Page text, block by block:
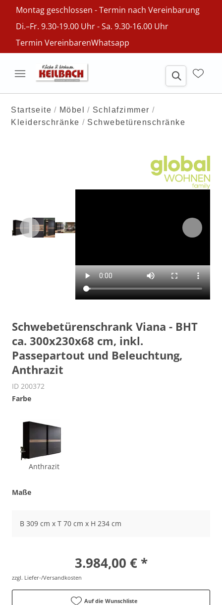
Montag geschlossen - Termin nach Vereinbarung
Di.–Fr. 9.30-19.00 Uhr - Sa. 9.30-16.00 Uhr
Termin VereinbarenWhatsapp
Startseite Möbel
Schlafzimmer
Kleiderschränke
Schwebetürenschränke
Schwebetürenschrank Viana - BHT
ca. 300x230x68 cm, inkl.
Passepartout und Beleuchtung,
Anthrazit
ID 200372
Farbe
Anthrazit
Maße
B 309 cm x T 70 cm x H 234 cm
3.984,00 € *
zzgl. Liefer-/Versandkosten
Auf die Wunschliste